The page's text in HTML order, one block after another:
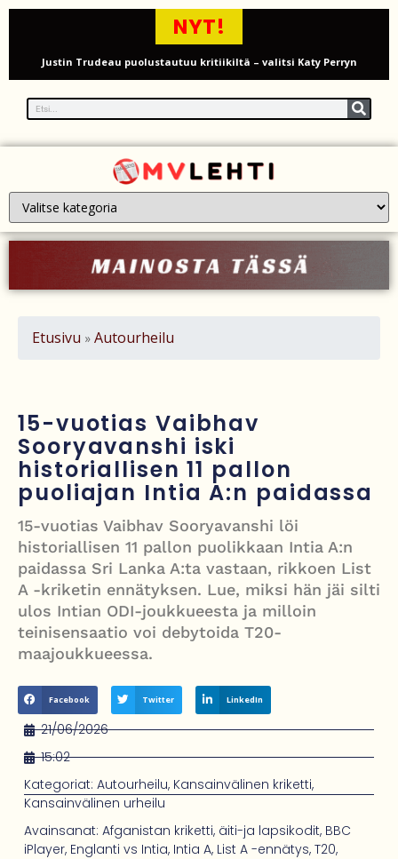
NYT!
Justin Trudeau puolustautuu kritiikiltä – valitsi Katy Perryn
Grenfellin tornon palo: yhdeksäs vuosipäivä erityisen raskas omaisille
Turistijuna kaatui Cártaman tapasjuhlilla – 17 loukkaantui Espanjassa
Työläistaustainen kansanedustaja avaa 30-vuotisen taistelunsa
kuukautisterveyden ja endometrioosin hoidon puolesta
PT Vatanen antoi porttikiellon Juhana Tegelbergille – tiukka
muutos tarkoittaa?
Öljyn hinta sukelsi – Pakistanin välittämä USA–Iran-sopimus avaa
Hormuzinsalmen
Poliisijohtaja Dennis Pasterstein teki rikosilmoituksen Ile Vainion
törkyrunosta – kunnianloukkaus tutkintaan
Israelin isku Beirutiin kiristää jännitteitä – Hezbollah, Iran ja
tulitaukosopu vaakalaudalla
Etusivu » Autourheilu
15-vuotias Vaibhav
Sooryavanshi iski
historiallisen 11 pallon
puoliajan Intia A:n paidassa
15-vuotias Vaibhav Sooryavanshi löi
historiallisen 11 pallon puolikkaan Intia A:n
paidassa Sri Lanka A:ta vastaan, rikkoen List
A -kriketin ennätyksen. Lue, miksi hän jäi silti
ulos Intian ODI-joukkueesta ja milloin
teinisensaatio voi debytoida T20-
maajoukkueessa.
Facebook Twitter LinkedIn
21/06/2026
15:02
Kategoriat: Autourheilu, Kansainvälinen kriketti,
Kansainvälinen urheilu
Avainsanat: Afganistan kriketti, äiti-ja lapsikodit, BBC
iPlayer, Englanti vs Intia, Intia A, List A -ennätys, T20,